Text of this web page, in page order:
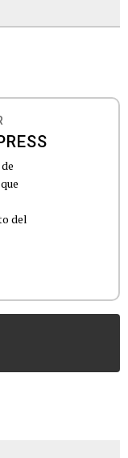
del